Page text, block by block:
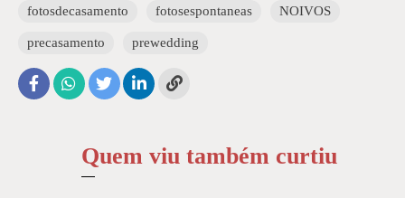
fotosdecasamento fotosespontaneas NOIVOS
precasamento prewedding
Quem viu também curtiu